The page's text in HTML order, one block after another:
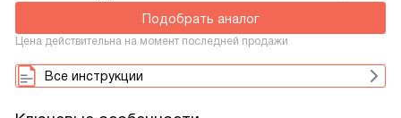
Подобрать аналог
Цена действительна на момент последней продажи
Все инструкции